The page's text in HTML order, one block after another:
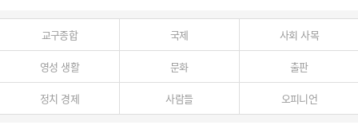
교구종합 국제 사회 사목
영성 생활 문화 출판
정치 경제 사람들 오피니언